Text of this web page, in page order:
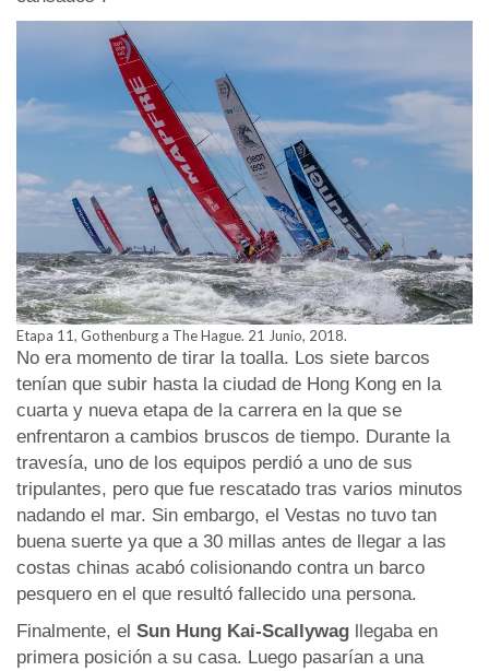
Etapa 11, Gothenburg a The Hague. 21 Junio, 2018.
No era momento de tirar la toalla. Los siete barcos
tenían que subir hasta la ciudad de Hong Kong en la
cuarta y nueva etapa de la carrera en la que se
enfrentaron a cambios bruscos de tiempo. Durante la
travesía, uno de los equipos perdió a uno de sus
tripulantes, pero que fue rescatado tras varios minutos
nadando el mar. Sin embargo, el Vestas no tuvo tan
buena suerte ya que a 30 millas antes de llegar a las
costas chinas acabó colisionando contra un barco
pesquero en el que resultó fallecido una persona.
Finalmente, el Sun Hung Kai-Scallywag llegaba en
primera posición a su casa. Luego pasarían a una